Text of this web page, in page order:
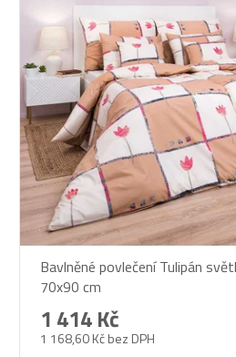
Bavlněné povlečení Tulipán
70x90 cm
1 168,60 Kč bez DPH
1 414 Kč